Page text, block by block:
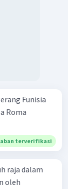
Funisia
Roma
terverifikasi
raja dalam
oleh